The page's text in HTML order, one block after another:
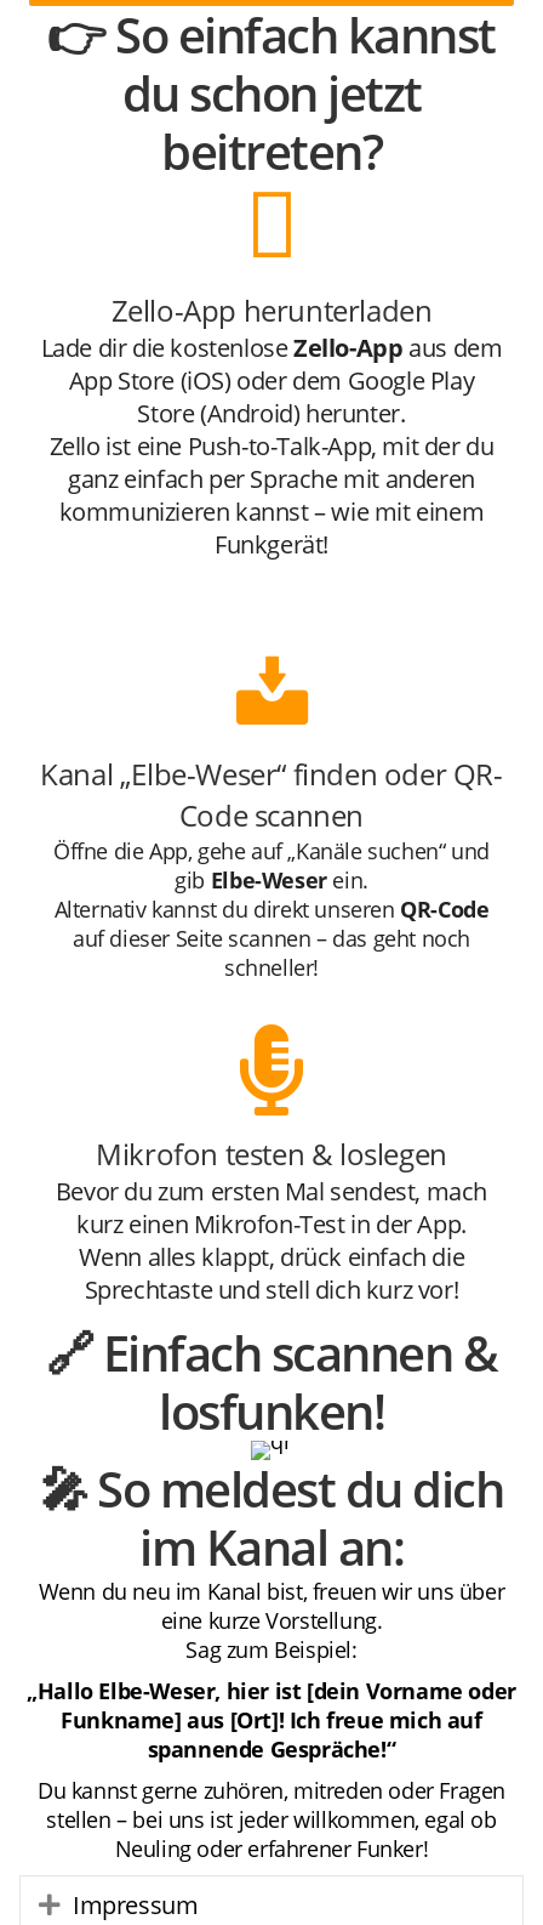
👉 So einfach kannst
du schon jetzt
beitreten?
Zello-App herunterladen
Lade dir die kostenloseZello-App aus dem
App Store (iOS) oder dem Google Play
Store (Android) herunter.
Zello ist eine Push-to-Talk-App, mit der du
ganz einfach per Sprache mit anderen
kommunizieren kannst – wie mit einem
Funkgerät!
Kanal „Elbe-Weser“ finden oder QR-
Code scannen
Öffne die App, gehe auf „Kanäle suchen“ und
gib Elbe-Weserein.
Alternativ kannst du direkt unseren QR-Code
auf dieser Seite scannen – das geht noch
schneller!
Mikrofon testen & loslegen
Bevor du zum ersten Mal sendest, mach
kurz einen Mikrofon-Test in der App.
Wenn alles klappt, drück einfach die
Sprechtaste und stell dich kurz vor!
🔗 Einfach scannen &
losfunken!
🎤 So meldest du dich
im Kanal an:
Wenn du neu im Kanal bist, freuen wir uns über
eine kurze Vorstellung.
Sag zum Beispiel:
„Hallo Elbe-Weser, hier ist [dein Vorname oder
Funkname] aus [Ort]! Ich freue mich auf
spannende Gespräche!“
Du kannst gerne zuhören, mitreden oder Fragen
stellen – bei uns ist jeder willkommen, egal ob
Neuling oder erfahrener Funker!
Expand
Impressum